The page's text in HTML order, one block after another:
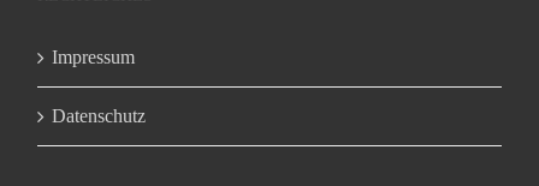
Impressum
Datenschutz